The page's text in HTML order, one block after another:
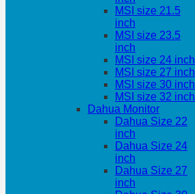
MSI size 21.5
inch
MSI size 23.5
inch
MSI size 24 inch
MSI size 27 inch
MSI size 30 inch
MSI size 32 inch
Dahua Monitor
Dahua Size 22
inch
Dahua Size 24
inch
Dahua Size 27
inch